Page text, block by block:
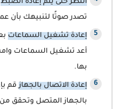
انتظر حتى يتم إعادة الضبط
تصدر صوتًا لتنبيهك بأن
إعادة تشغيل السماعات
أعد تشغيل السماعات
بها.
إعادة الاتصال بالجهازقم
بالجهاز المتصل وتحقق